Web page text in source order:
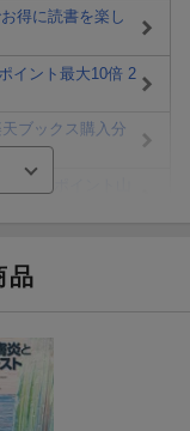
得に読書を楽し
イント最大10倍 2
ブックス購入分
円OFFクーポン
演ペアチケット
品